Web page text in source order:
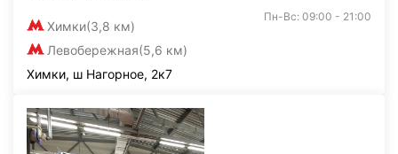
Химки(3,8 км)
Левобережная(5,6 км)
Пн-Вс: 09:00 - 21:00
Химки, ш Нагорное, 2к7